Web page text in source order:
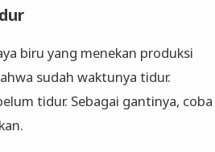
biru yang menekan produksi
sudah waktunya tidur.
tidur. Sebagai gantinya, coba